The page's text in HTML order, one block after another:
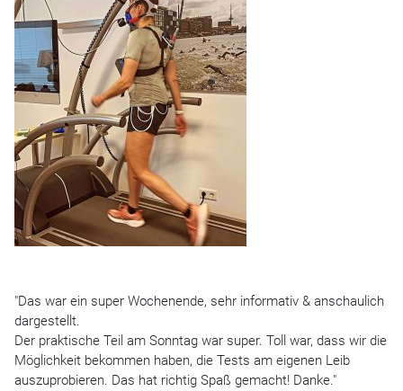
"Das war ein super Wochenende, sehr informativ & anschaulich
dargestellt.
Der praktische Teil am Sonntag war super. Toll war, dass wir die
Möglichkeit bekommen haben, die Tests am eigenen Leib
auszuprobieren. Das hat richtig Spaß gemacht! Danke."